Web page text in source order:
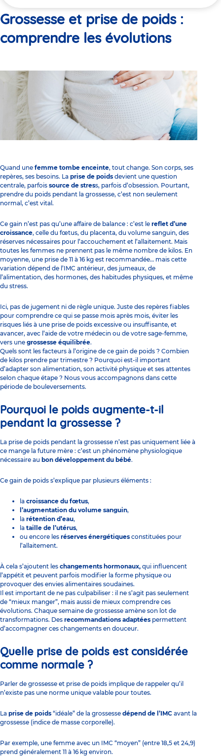
Grossesse et prise de poids :
comprendre les évolutions
Quand une femme tombe enceinte, tout change. Son corps, ses
repères, ses besoins. La prise de poids devient une question
centrale, parfois source de stress, parfois d’obsession. Pourtant,
prendre du poids pendant la grossesse, c’est non seulement
normal, c’est vital.
Ce gain n’est pas qu’une affaire de balance : c’est le reflet d’une
croissance, celle du fœtus, du placenta, du volume sanguin, des
réserves nécessaires pour l’accouchement et l’allaitement. Mais
toutes les femmes ne prennent pas le même nombre de kilos. En
moyenne, une prise de 11 à 16 kg est recommandée… mais cette
variation dépend de l’IMC antérieur, des jumeaux, de
l’alimentation, des hormones, des habitudes physiques, et même
du stress.
Ici, pas de jugement ni de règle unique. Juste des repères fiables
pour comprendre ce qui se passe mois après mois, éviter les
risques liés à une prise de poids excessive ou insuffisante, et
avancer, avec l’aide de votre médecin ou de votre sage-femme,
vers une grossesse équilibrée.
Quels sont les facteurs à l’origine de ce gain de poids ? Combien
de kilos prendre par trimestre ? Pourquoi est-il important
d’adapter son alimentation, son activité physique et ses attentes
selon chaque étape ? Nous vous accompagnons dans cette
période de bouleversements.
Pourquoi le poids augmente-t-il
pendant la grossesse ?
La prise de poids pendant la grossesse n’est pas uniquement liée à
ce mange la future mère : c’est un phénomène physiologique
nécessaire au bon développement du bébé.
Ce gain de poids s’explique par plusieurs éléments :
la croissance du fœtus,
l’augmentation du volume sanguin,
la rétention d’eau,
la taille de l’utérus,
ou encore les réserves énergétiques constituées pour
l’allaitement.
À cela s’ajoutent les changements hormonaux, qui influencent
l’appétit et peuvent parfois modifier la forme physique ou
provoquer des envies alimentaires soudaines.
Il est important de ne pas culpabiliser : il ne s’agit pas seulement
de “mieux manger”, mais aussi de mieux comprendre ces
évolutions. Chaque semaine de grossesse amène son lot de
transformations. Des recommandations adaptées permettent
d’accompagner ces changements en douceur.
Quelle prise de poids est considérée
comme normale ?
Parler de grossesse et prise de poids implique de rappeler qu’il
n’existe pas une norme unique valable pour toutes.
La prise de poids “idéale” de la grossesse dépend de l’IMC avant la
grossesse (indice de masse corporelle).
Par exemple, une femme avec un IMC “moyen” (entre 18,5 et 24,9)
prend généralement 11 à 16 kg environ.